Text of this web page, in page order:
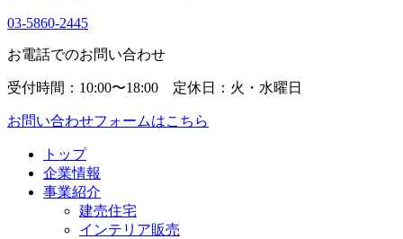
03-5860-2445
お電話でのお問い合わせ
受付時間：10:00〜18:00 定休日：火・水曜日
お問い合わせフォームはこちら
トップ
企業情報
事業紹介
建売住宅
インテリア販売